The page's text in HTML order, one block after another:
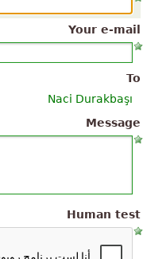
Your e-mail
To
Naci Durakbaşı
Message
Human test